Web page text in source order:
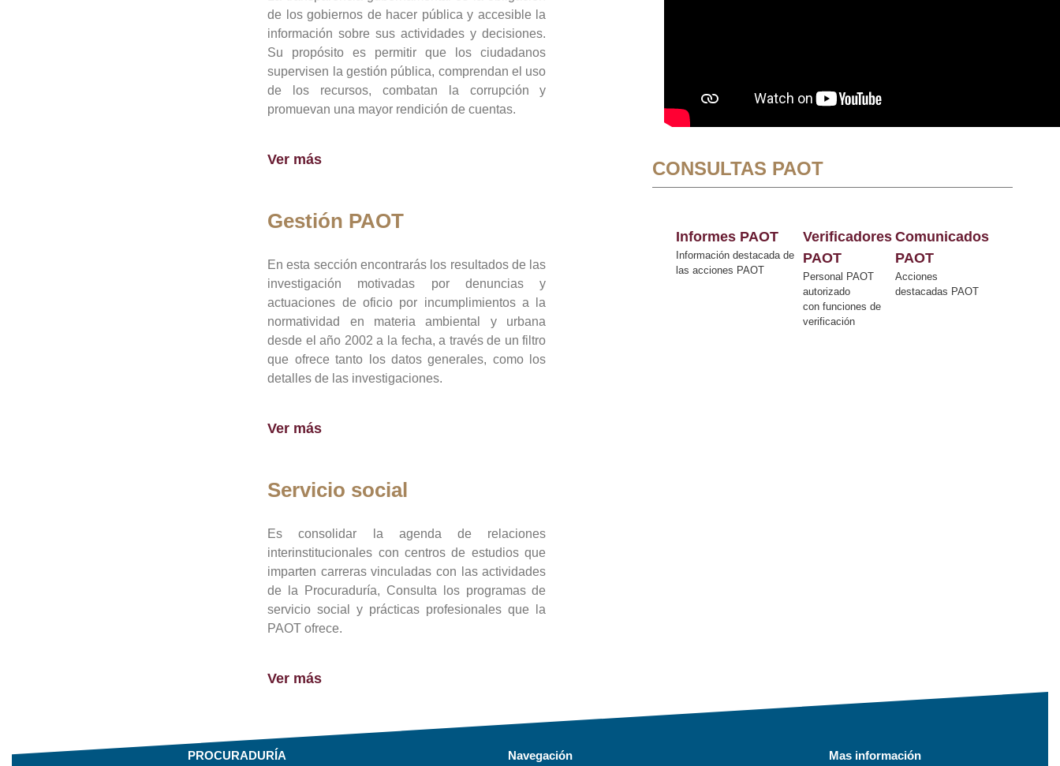
de los gobiernos de hacer pública y accesible la
información sobre sus actividades y decisiones.
Su propósito es permitir que los ciudadanos
supervisen la gestión pública, comprendan el uso
de los recursos, combatan la corrupción y
promuevan una mayor rendición de cuentas.
Ver más
Gestión PAOT
En esta sección encontrarás los resultados de las
investigación motivadas por denuncias y
actuaciones de oficio por incumplimientos a la
normatividad en materia ambiental y urbana
desde el año 2002 a la fecha, a través de un filtro
que ofrece tanto los datos generales, como los
detalles de las investigaciones.
Ver más
Servicio social
Es consolidar la agenda de relaciones
interinstitucionales con centros de estudios que
imparten carreras vinculadas con las actividades
de la Procuraduría, Consulta los programas de
servicio social y prácticas profesionales que la
PAOT ofrece.
Ver más
CONSULTAS PAOT
Informes PAOT
Información destacada de
las acciones PAOT
Verificadores
PAOT
Personal PAOT
autorizado
con funciones de
verificación
Comunicados
PAOT
Acciones
destacadas PAOT
PROCURADURÍA Navegación Mas información